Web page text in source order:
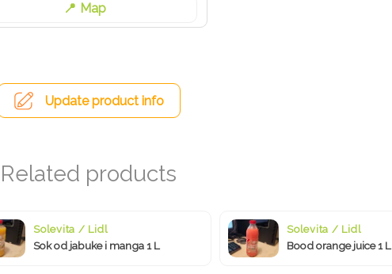
Map
Update product info
Solevita / Lidl
Sok od jabuke i manga 1 L
Solevita / Lidl
Bood orange juice 1 L